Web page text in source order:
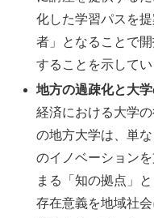
化した学習パスを
者」となることで
することを示してい
地方の過疎化と大
経済における大学
の地方大学は、単
のイノベーション
まる「知の拠点」
存在意義を地域社